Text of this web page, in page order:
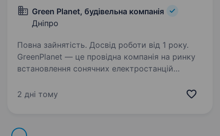
Green Planet, будівельна компанія
Дніпро
Повна зайнятість. Досвід роботи від 1 року.
GreenPlanet — це провідна компанія на ринку
встановлення сонячних електростанцій
років працюємо у цій галузі та маємо безліч
2 дні тому